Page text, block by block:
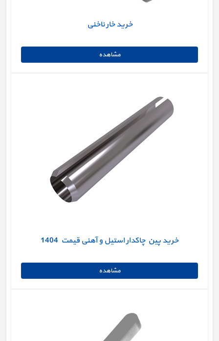
خرید خار ناخنی
خرید پین چاکدار استیل و آهنی قیمت 1404